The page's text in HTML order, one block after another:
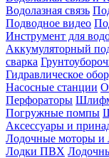
Водолазная связь
Подводное видео
Инструмент для
Аккумуляторный
сварка
Гидравлическое
Насосные станции
Перфораторы
Погружные помпы
Аксессуары и
Лодочные моторы и
Лодки ПВХ